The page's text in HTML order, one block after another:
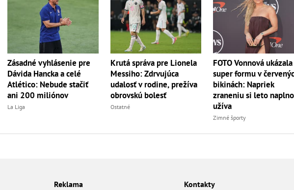
Zásadné vyhlásenie pre
Dávida Hancka a celé
Atlético: Nebude stačiť
ani 200 miliónov
La Liga
Krutá správa pre Lionela
Messiho: Zdrvujúca
udalosť v rodine, prežíva
obrovskú bolesť
Ostatné
FOTO Vonnová ukázala
super formu v
bikinách: Napriek
zraneniu si leto naplno
užíva
Zimné športy
Reklama Kontakty